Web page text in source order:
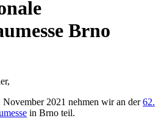
Brno
2021 nehmen wir an der62.
in Brno teil.